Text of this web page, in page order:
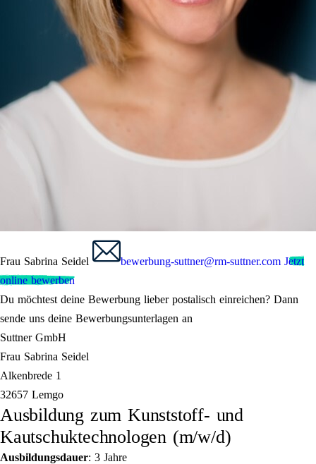
Frau Sabrina Seidel bewerbung-suttner@rm-suttner.com Jetzt
online bewerben
Du möchtest deine Bewerbung lieber postalisch einreichen? Dann
sende uns deine Bewerbungsunterlagen an
Suttner GmbH
Frau Sabrina Seidel
Alkenbrede 1
32657 Lemgo
Ausbildung zum Kunststoff- und
Kautschuktechnologen (m/w/d)
Ausbildungsdauer: 3 Jahre